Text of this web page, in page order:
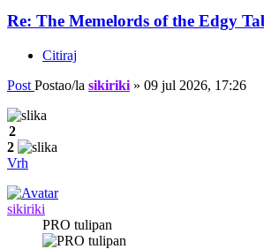
Re: The Memelords of the Edgy
Citiraj
Post Postao/la sikiriki » 09 jul 2026, 17:26
2
2
Vrh
sikiriki
PRO tulipan